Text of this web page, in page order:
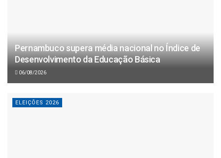
Pernambuco supera média nacional no Índice de
Desenvolvimento da Educação Básica
06/08/2026
ELEIÇÕES 2026